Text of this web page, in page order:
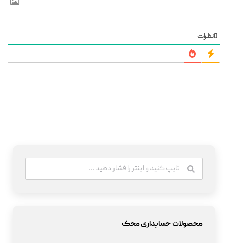
0نظرات
محصولات حسابداری محک